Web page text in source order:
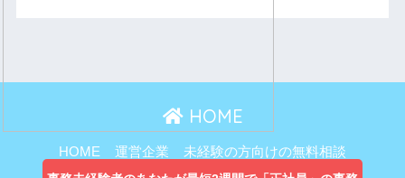
HOME
HOME 運営企業
未経験の方向けの無料相談